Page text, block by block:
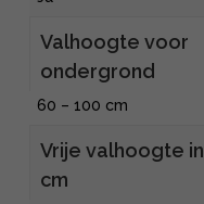
Valhoogte voor
ondergrond
60 – 100 cm
Vrije valhoogte in
cm